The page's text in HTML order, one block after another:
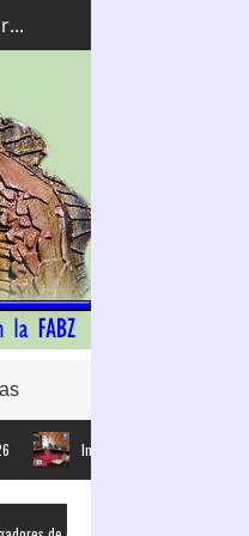
Intervención de la Asociación en el